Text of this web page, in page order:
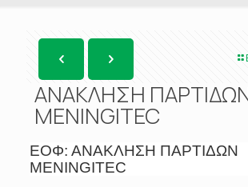
ΑΝΑΚΛΗΣΗ
MENINGITEC
ΕΟΦ: ΑΝΑΚΛΗΣΗ ΠΑΡΤΙΔΩΝ
MENINGITEC